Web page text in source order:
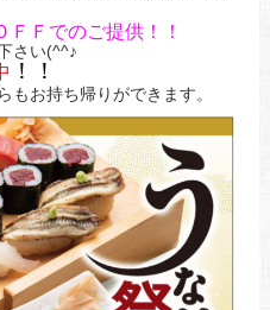
Ｆでのご提供！！
い(^^♪
！！
ち帰りができます。